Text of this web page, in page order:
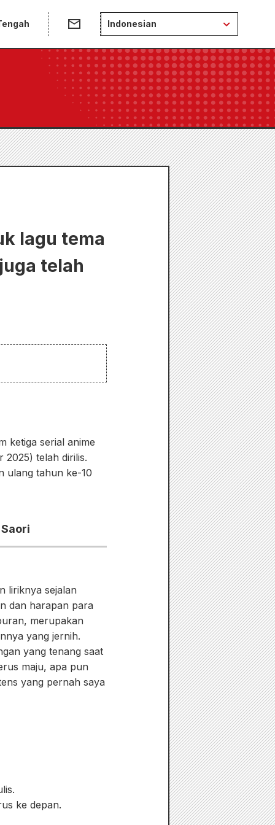
Indonesian
lagu tema
telah
ketiga serial anime
2025) telah dirilis.
ulang tahun ke-10
liriknya sejalan
dan harapan para
merupakan
yang jernih.
yang tenang saat
maju, apa pun
yang pernah saya
ke depan.